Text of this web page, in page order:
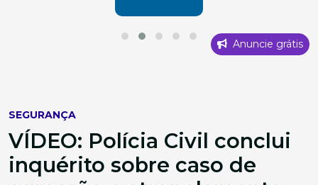
Anuncie grátis
SEGURANÇA
VÍDEO: Polícia Civil conclui
inquérito sobre caso de